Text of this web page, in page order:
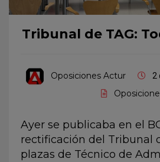
Tribunal de TAG:
Oposiciones Actur 2
Ayer se publicaba en el
rectificación del Tribunal
plazas de Técnico de